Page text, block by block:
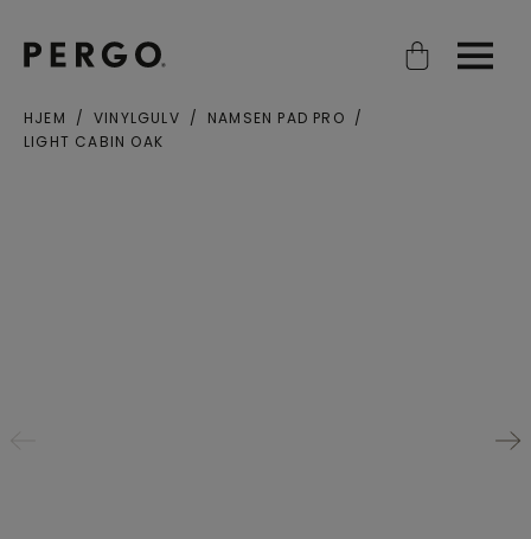
Open searchOpen
HJEM VINYLGULV
NAMSEN PAD PRO
LIGHT CABIN OAK